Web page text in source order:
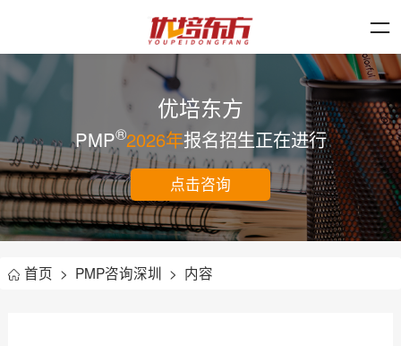
优培东方
PMP®2026年报名招生正在进行
点击咨询
首页 > PMP咨询深圳 > 内容